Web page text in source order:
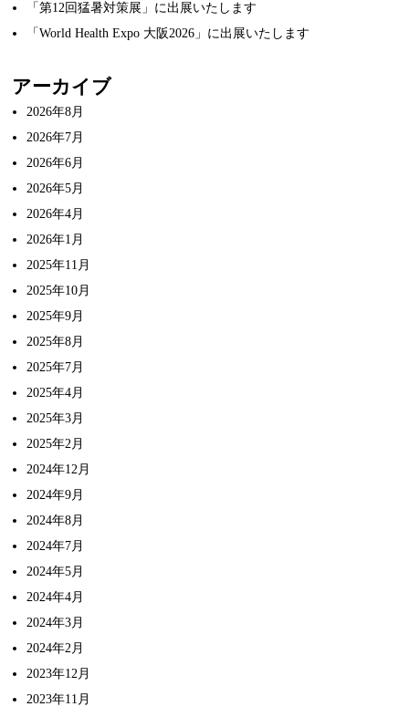
「第12回猛暑対策展」に出展いたします
「World Health Expo 大阪2026」に出展いたします
アーカイブ
2026年8月
2026年7月
2026年6月
2026年5月
2026年4月
2026年1月
2025年11月
2025年10月
2025年9月
2025年8月
2025年7月
2025年4月
2025年3月
2025年2月
2024年12月
2024年9月
2024年8月
2024年7月
2024年5月
2024年4月
2024年3月
2024年2月
2023年12月
2023年11月